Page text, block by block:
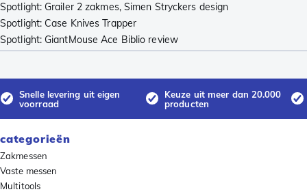
Spotlight: Grailer 2 zakmes, Simen Stryckers design
Spotlight: Case Knives Trapper
Spotlight: GiantMouse Ace Biblio review
Snelle levering uit eigen
voorraad
Keuze uit meer dan 20.000
producten
categorieën
Zakmessen
Vaste messen
Multitools